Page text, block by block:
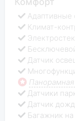
Адаптивные
Климат-
Датчик
Датчики
Датчик
Багажник